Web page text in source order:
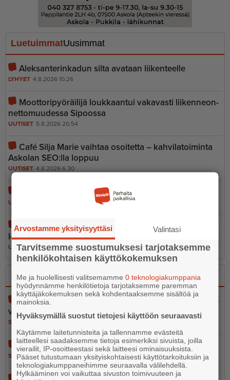
LuetuimmatUusimmat
Aleksanterinkadun silta avataan liikenteelle
LYHYET 4.8.2026 10.26
Moottoripyöräilijä loukkaantui vakavasti liiken­ne­on­
net­to­muudessa Sipoossa
UUTISET 5.8.2026 20.54
Café Silja Marie vaihtaa osoitetta – kahvilatoiminta
Askolan SEO:lla loppuu
UUTISET 4.8.2026 6.30
Noin 300 litran öljyvuoto Kilpilahdessa Porvoossa
UUTISET
Maailman toiseksi suurin matkapu­he­lin­ko­koelma
löytyy Askolasta
UUTISET 5.8.2026 17.00
Sano seKerro se kuvin
Pelastustoimen merellinen valmius osa kokonais­tur­
val­li­suutta
SANO SE 5.8.2026 13.02
Vain 37 euron tähden
SANO SE 5.8.2026 12.56
Arvostamme yksityisyyttäsi Valintasi
Tarvitsemme suostumuksesi tarjotaksemme
henkilökohtaisen käyttökokemuksen
Me ja huolellisesti valitsemamme0 teknologiakumppania
hyödynnämme henkilötietoja tarjotaksemme paremman
käyttäjäkokemuksen sekä kohdentaaksemme sisältöä ja
mainoksia.
Hyväksymällä suostut tietojesi käyttöön seuraavasti
Käytämme laitetunnisteita ja tallennamme evästeitä
laitteellesi saadaksemme tietoja esimerkiksi sivuista, joilla
vierailit, IP-osoitteestasi sekä laitteesi ominaisuuksista.
Pääset tutustumaan yksityiskohtaisesti käyttötarkoituksiin ja
teknologiakumppaneihimme seuraavalla välilehdellä.
Hylkääminen voi vaikuttaa sivuston toimivuuteen ja